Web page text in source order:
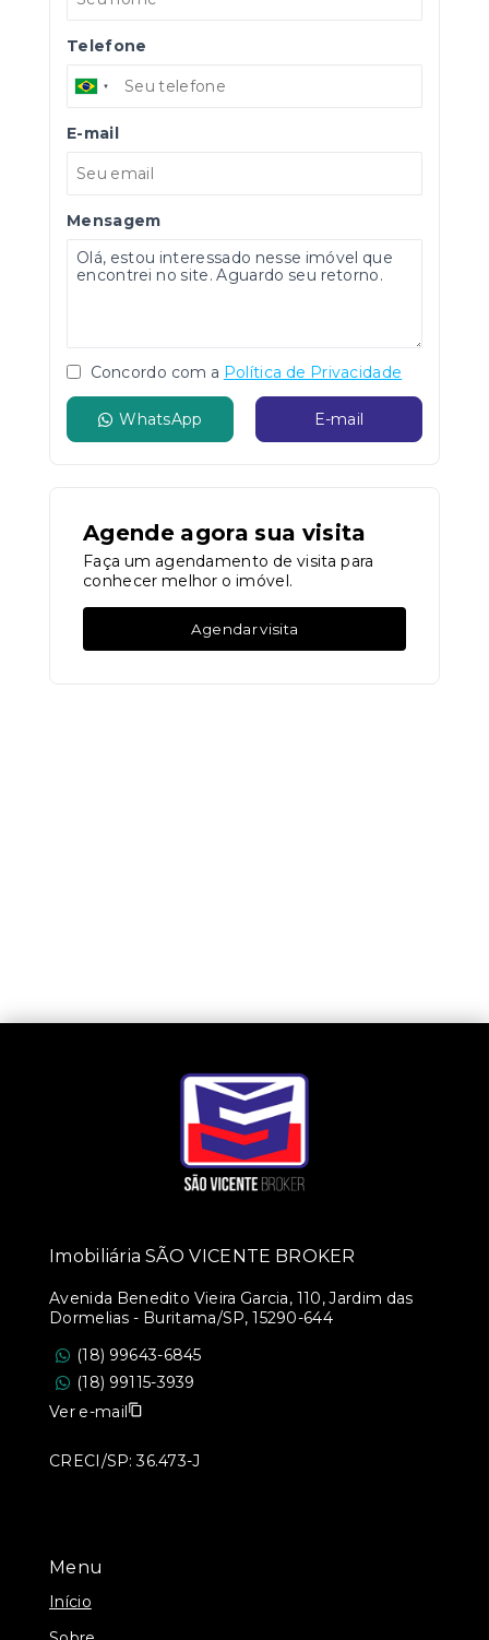
Telefone
E-mail
Mensagem
Concordo com a Política de Privacidade
WhatsApp E-mail
Agende agora sua visita
Faça um agendamento de visita para
conhecer melhor o imóvel.
Agendar visita
Menu
Início
Imobiliária SÃO VICENTE BROKER
Avenida Benedito Vieira Garcia, 110, Jardim das
Dormelias - Buritama/SP, 15290-644
(18) 99643-6845
(18) 99115-3939
Ver e-mail
CRECI/SP: 36.473-J